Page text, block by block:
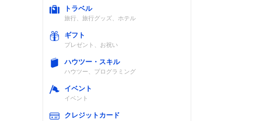
トラベル
旅行、旅行グッズ、ホテル
ギフト
プレゼント、お祝い
ハウツー・スキル
ハウツー、プログラミング
イベント
イベント
クレジットカード